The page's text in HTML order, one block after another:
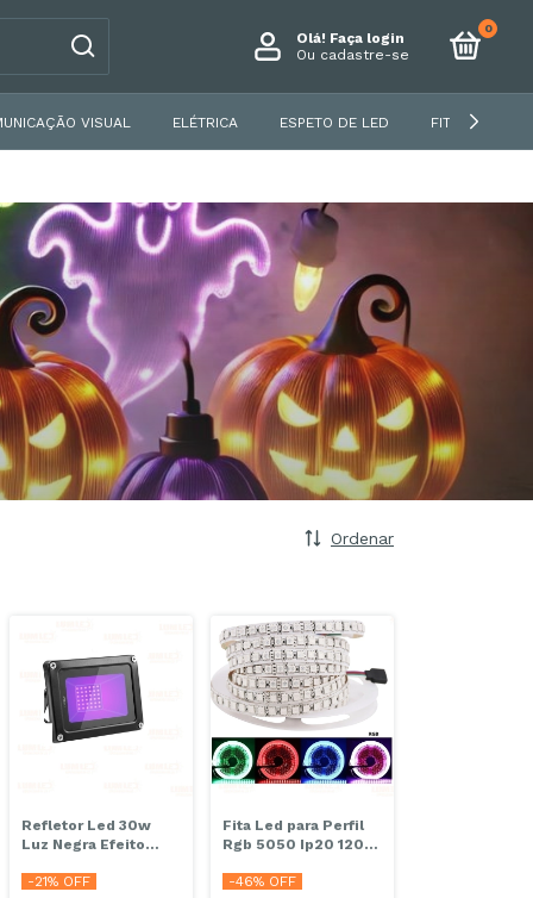
Olá! Faça login
Ou cadastre-se
0
VISUAL ELÉTRICA ESPETO DE LED FITA DE LED
Ordenar
Refletor Led 30w
Luz Negra Efeito
-21% OFF
Fita Led para Perfil
Rgb 5050 Ip20 120
-46% OFF